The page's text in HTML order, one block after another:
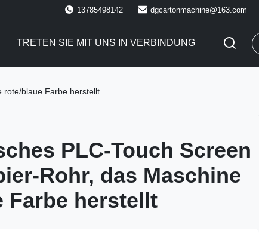
13785498142 dgcartonmachine@163.com
TRETEN SIE MIT UNS IN VERBINDUNG
rote/blaue Farbe herstellt
PLC-Touch Screen
Rohr, das Maschine
Farbe herstellt